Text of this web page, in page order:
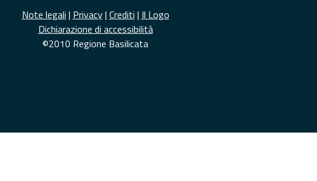
Note legali | Privacy| Crediti | Il Logo
Dichiarazione di accessibilità
©2010 Regione Basilicata